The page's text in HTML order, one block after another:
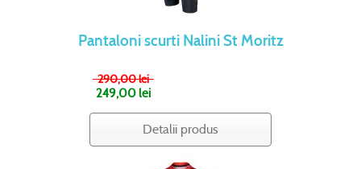
Pantaloni scurti Nalini St Moritz
290,00 lei
249,00 lei
Detalii produs